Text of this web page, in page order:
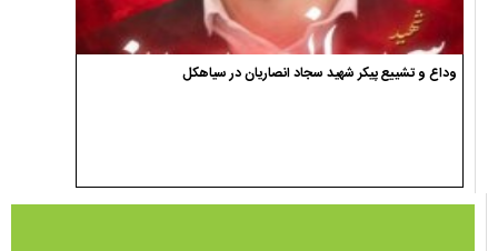
وداع و تشییع پیکر شهید سجاد انصاریان در سیاهکل